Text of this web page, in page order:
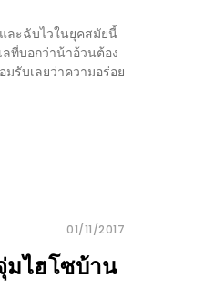
ละฉับไวในยุคสมัยนี้
ที่บอกว่าน้าอ้วนต้อง
มรับเลยว่าความอร่อย
01/11/2017
มไฮโซบ้าน